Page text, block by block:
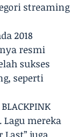
streaming
2018
resmi
sukses
seperti
mereka